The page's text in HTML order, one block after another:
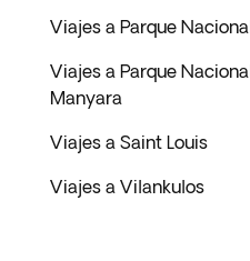
Viajes a Parque
Viajes a Parque
Manyara
Viajes a Saint Louis
Viajes a Vilankulos